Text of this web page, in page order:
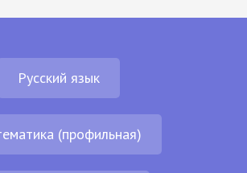
Русский язык
(профильная)